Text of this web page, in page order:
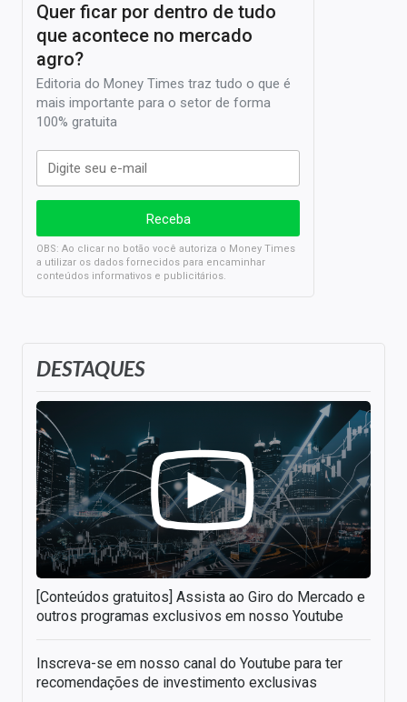
DESTAQUES
[Conteúdos gratuitos] Assista ao Giro do Mercado e
outros programas exclusivos em nosso Youtube
Inscreva-se em nosso canal do Youtube para ter
recomendações de investimento exclusivas
Quer ficar por dentro de tudo
que acontece no mercado
agro?
Editoria do Money Times traz tudo o que é
mais importante para o setor de forma
100% gratuita
OBS: Ao clicar no botão você autoriza o Money Times
a utilizar os dados fornecidos para encaminhar
conteúdos informativos e publicitários.